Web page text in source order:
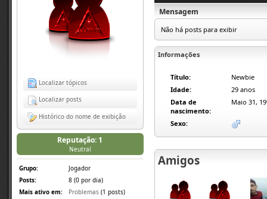
Localizar tópicos
Localizar posts
Histórico do nome de exibição
Reputação: 1
Neutral
Grupo:
Jogador
Posts:
8 (0 por dia)
Mais ativo em:
Problemas(1 posts)
Mensagem
Não há posts para exibir
Informações
Título:
Newbie
Idade:
29 anos
Data de
nascimento:
Maio 31,
Sexo:
Amigos